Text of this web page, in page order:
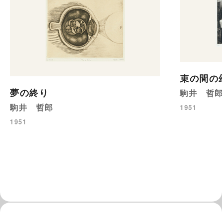
夢の終り
駒井 哲郎
1951
束の間の
駒井 哲
1951